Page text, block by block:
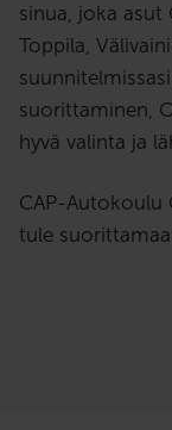
sinua, joka asut
Toppila,
suorittaminen,
hyvä valinta ja
CAP-Autokoulu
tule